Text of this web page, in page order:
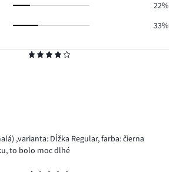
,varianta: Dĺžka Regular,farba: čierna
to bolo moc dlhé
22%
33%